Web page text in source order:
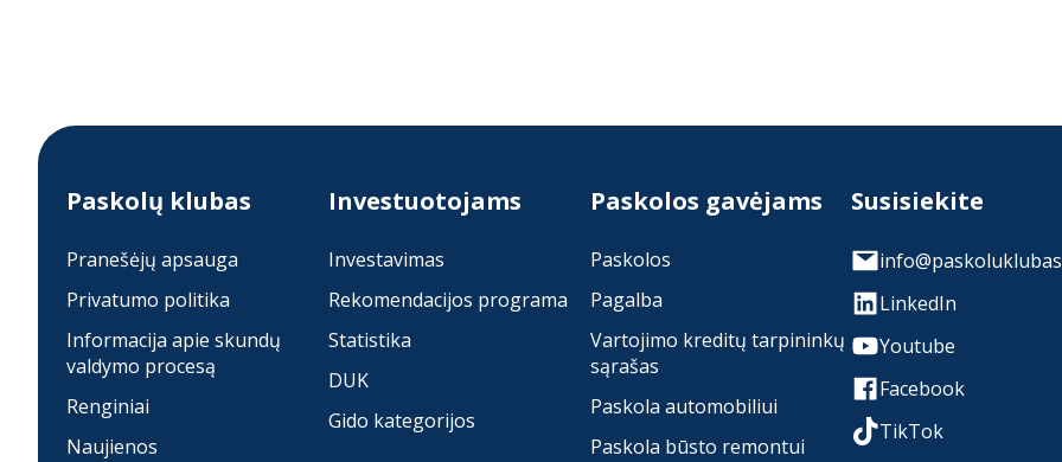
Paskolų klubas
Pranešėjų apsauga
Privatumo politika
Informacija apie skundų
valdymo procesą
Renginiai
Naujienos
Investuotojams
Investavimas
Rekomendacijos programa
Statistika
DUK
Gido kategorijos
Paskolos gavėjams
Paskolos
Pagalba
Vartojimo kreditų tarpininkų
sąrašas
Paskola automobiliui
Paskola būsto remontui
Susisiekite
LinkedIn
Youtube
Facebook
TikTok